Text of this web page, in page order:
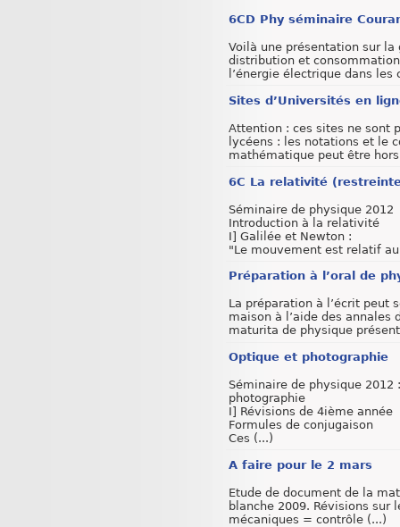
6CD Phy séminaire
Voilà une présentation sur la
distribution et
l’énergie électrique dans les
Sites d’Universités en
Attention : ces sites ne sont
lycéens : les notations et le
mathématique peut être
6C La relativité
Séminaire de physique 2012
Introduction à la relativité
I] Galilée et Newton :
"Le mouvement est relatif
Préparation à l’oral de
La préparation à l’écrit peut
maison à l’aide des annales
maturita de physique
Optique et photographie
Séminaire de physique 2012
photographie
I] Révisions de 4ième année
Formules de conjugaison
Ces (...)
A faire pour le 2 mars
Etude de document de la
blanche 2009. Révisions sur
mécaniques = contrôle (...)